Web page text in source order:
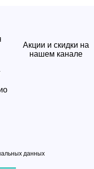
Акции и скидки на
нашем канале
данных